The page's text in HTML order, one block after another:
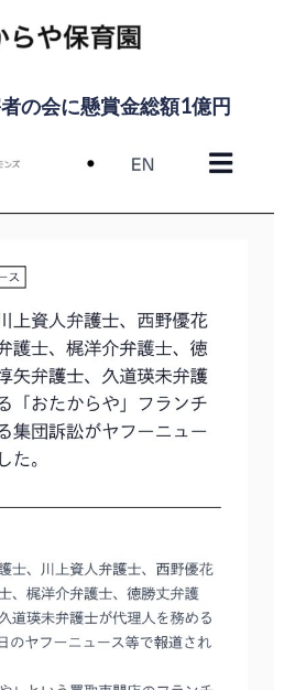
の会に懸賞金総額1億円